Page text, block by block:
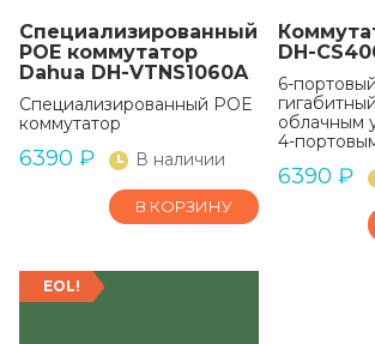
Специализированный
POE коммутатор
Dahua DH-VTNS1060A
Специализированный POE
коммутатор
6390 ₽ В наличии
В КОРЗИНУ
DH-
6-
облачным
4-
6390 ₽
EOL!